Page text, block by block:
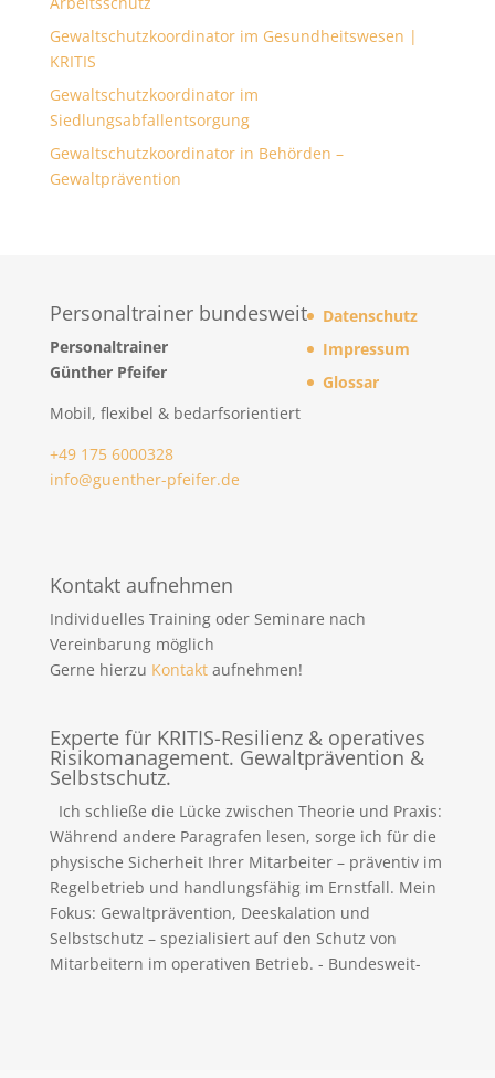
Gewaltschutzkoordinator im Gesundheitswesen |
KRITIS
Gewaltschutzkoordinator im
Siedlungsabfallentsorgung
Gewaltschutzkoordinator in Behörden –
Gewaltprävention
Personaltrainer bundesweit
Personaltrainer
Günther Pfeifer
Mobil, flexibel & bedarfsorientiert
+49 175 6000328
info@guenther-pfeifer.de
Datenschutz
Impressum
Glossar
Kontakt aufnehmen
Individuelles Training oder Seminare nach
Vereinbarung möglich
Gerne hierzu Kontaktaufnehmen!
Experte für KRITIS-Resilienz & operatives
Risikomanagement. Gewaltprävention &
Selbstschutz.
Ich schließe die Lücke zwischen Theorie und Praxis:
Während andere Paragrafen lesen, sorge ich für die
physische Sicherheit Ihrer Mitarbeiter – präventiv im
Regelbetrieb und handlungsfähig im Ernstfall. Mein
Fokus: Gewaltprävention, Deeskalation und
Selbstschutz – spezialisiert auf den Schutz von
Mitarbeitern im operativen Betrieb. - Bundesweit-